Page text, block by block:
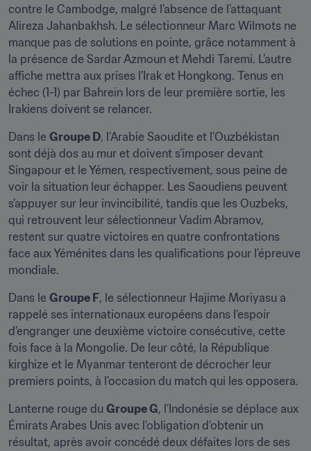
contre le Cambodge, malgré l’absence de l’attaquant
Alireza Jahanbakhsh. Le sélectionneur Marc Wilmots ne
manque pas de solutions en pointe, grâce notamment à
la présence de Sardar Azmoun et Mehdi Taremi. L’autre
affiche mettra aux prises l’Irak et Hongkong. Tenus en
échec (1-1) par Bahreïn lors de leur première sortie, les
Irakiens doivent se relancer.
Dans le Groupe D, l’Arabie Saoudite et l’Ouzbékistan
sont déjà dos au mur et doivent s’imposer devant
Singapour et le Yémen, respectivement, sous peine de
voir la situation leur échapper. Les Saoudiens peuvent
s’appuyer sur leur invincibilité, tandis que les Ouzbeks,
qui retrouvent leur sélectionneur Vadim Abramov,
restent sur quatre victoires en quatre confrontations
face aux Yéménites dans les qualifications pour l’épreuve
mondiale.
Dans le Groupe F, le sélectionneur Hajime Moriyasu a
rappelé ses internationaux européens dans l’espoir
d’engranger une deuxième victoire consécutive, cette
fois face à la Mongolie. De leur côté, la République
kirghize et le Myanmar tenteront de décrocher leur
premiers points, à l’occasion du match qui les opposera.
Lanterne rouge du Groupe G, l’Indonésie se déplace aux
Émirats Arabes Unis avec l’obligation d’obtenir un
résultat, après avoir concédé deux défaites lors de ses